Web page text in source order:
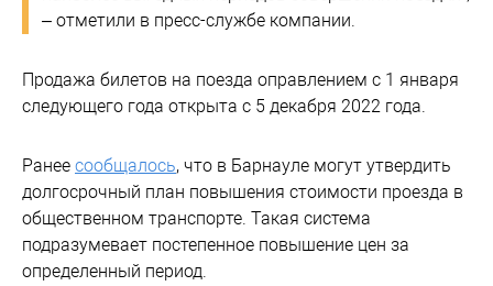
– отметили в пресс-службе компании.
Продажа билетов на поезда оправлением с 1 января
следующего года открыта с 5 декабря 2022 года.
Ранее сообщалось, что в Барнауле могут утвердить
долгосрочный план повышения стоимости проезда в
общественном транспорте. Такая система
подразумевает постепенное повышение цен за
определенный период.